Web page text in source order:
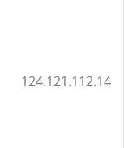
124.121.112.14